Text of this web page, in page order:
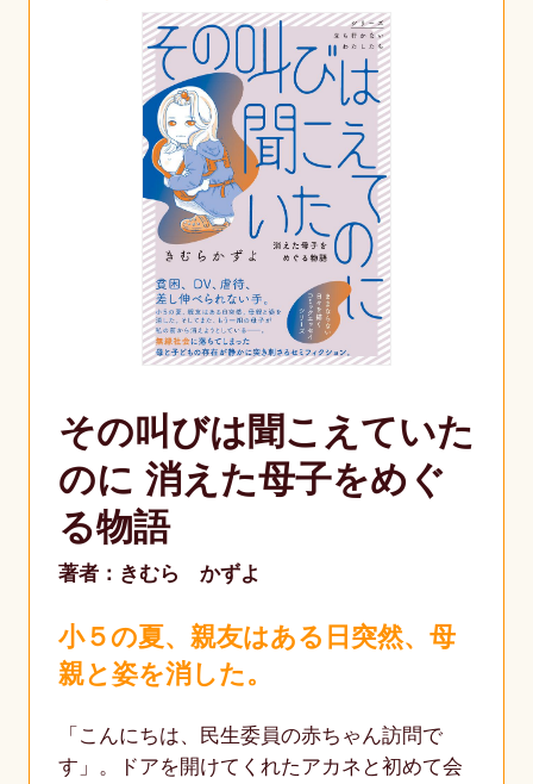
その叫びは聞こえていた
のに 消えた母子をめぐ
る物語
著者：きむら かずよ
小５の夏、親友はある日突然、母
親と姿を消した。
「こんにちは、民生委員の赤ちゃん訪問で
す」。ドアを開けてくれたアカネと初めて会